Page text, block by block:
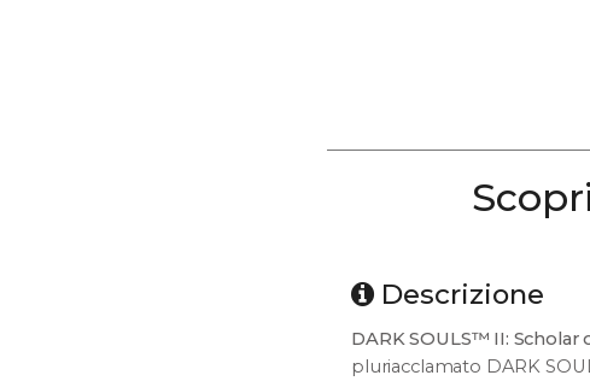
Descrizione
DARK SOULS™ II: Scholar
pluriacclamato DARK